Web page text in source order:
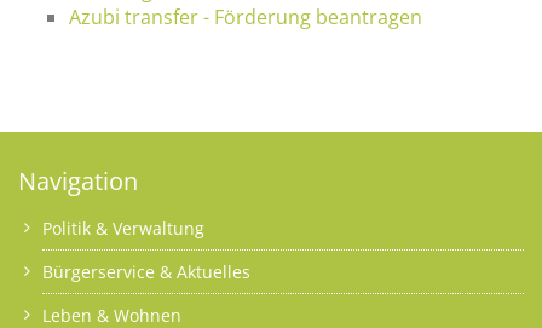
Azubi transfer - Förderung beantragen
Navigation
Politik & Verwaltung
Bürgerservice & Aktuelles
Leben & Wohnen